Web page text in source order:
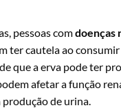
pessoas comdoenças
ter cautela ao
que a erva pode ter
afetar a função
de urina.